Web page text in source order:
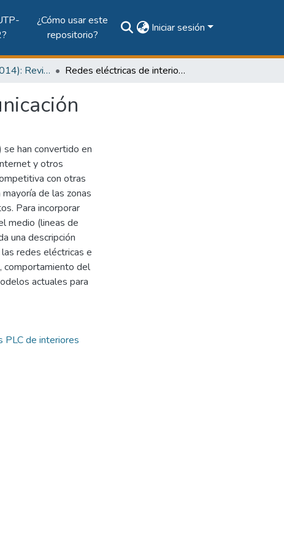
¿Cómo usar este
repositorio?
Iniciar sesión
Vol. 5, Núm. 1 (2014): Revista Prisma Tecnológico Redes eléctricas de interiores como canal de comunicación
se han convertido en
y otros
con otras
de las zonas
Para incorporar
medio (lineas de
una descripción
redes eléctricas e
comportamiento del
actuales para
PLC de interiores